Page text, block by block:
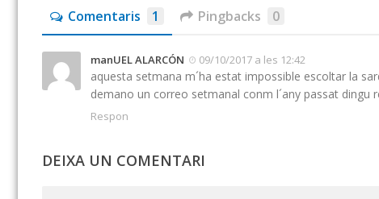
Comentaris 1 Pingbacks 0
manUEL ALARCÓN 09/10/2017 a les 12:42
aquesta setmana m´ha estat impossible escoltar la
demano un correo setmanal conm l´any passat dingu
Respon
DEIXA UN COMENTARI